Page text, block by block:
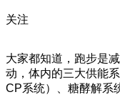
关注
大家都知道，跑步是
动，体内的三大供能
CP系统）、糖酵解系